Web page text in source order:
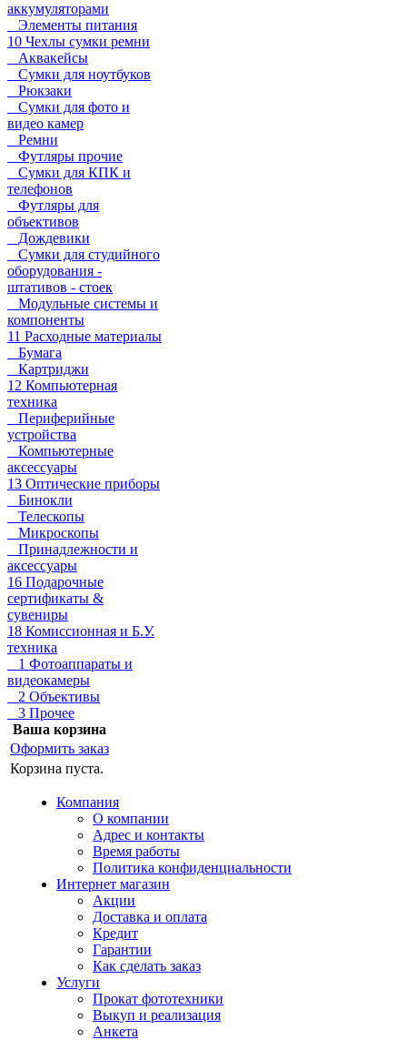
аккумуляторами
Элементы питания
10 Чехлы сумки ремни
Аквакейсы
Сумки для ноутбуков
Рюкзаки
Сумки для фото и
видео камер
Ремни
Футляры прочие
Сумки для КПК и
телефонов
Футляры для
объективов
Дождевики
Сумки для студийного
оборудования -
штативов - стоек
Модульные системы и
компоненты
11 Расходные материалы
Бумага
Картриджи
12 Компьютерная
техника
Периферийные
устройства
Компьютерные
аксессуары
13 Оптические приборы
Бинокли
Телескопы
Микроскопы
Принадлежности и
аксессуары
16 Подарочные
сертификаты &
сувениры
18 Комиссионная и Б.У.
техника
1 Фотоаппараты и
видеокамеры
2 Объективы
3 Прочее
Ваша корзина
Оформить заказ
Корзина пуста.
Компания
О компании
Адрес и контакты
Время работы
Политика конфиденциальности
Интернет магазин
Акции
Доставка и оплата
Кредит
Гарантии
Как сделать заказ
Услуги
Прокат фототехники
Выкуп и реализация
Анкета